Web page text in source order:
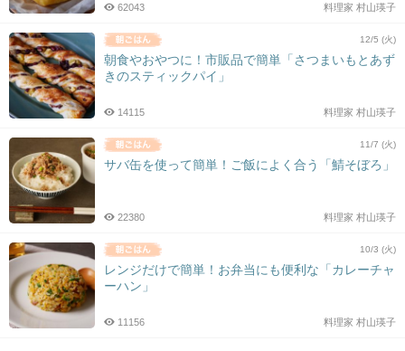
料理家 村山瑛子
62043
12/5 (火)
朝食やおやつに！市販品で簡単「さつまいもとあず
きのスティックパイ」
料理家 村山瑛子
14115
11/7 (火)
サバ缶を使って簡単！ご飯によく合う「鯖そぼろ」
料理家 村山瑛子
22380
10/3 (火)
レンジだけで簡単！お弁当にも便利な「カレーチャ
ーハン」
料理家 村山瑛子
11156